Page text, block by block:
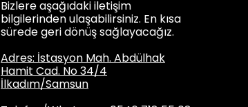
Bizlere aşağıdaki iletişim
bilgilerinden ulaşabilirsiniz. En kısa
sürede geri dönüş sağlayacağız.
Adres: İstasyon Mah. Abdülhak
Hamit Cad. No 34/4
İlkadım/Samsun